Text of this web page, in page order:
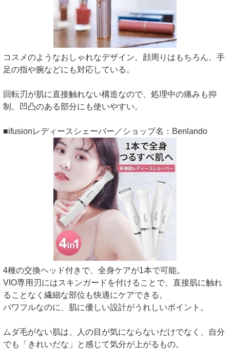
コスメのようなおしゃれなデザイン。顔周りはもちろん、手
足の指や腕などにも対応している。
回転刃が肌に直接触れない構造なので、処理中の痛みも抑
制。凹凸のある部分にも使いやすい。
■ifusionレディースシェーバー／ショップ名：Benlando
4種の交換ヘッド付きで、全身ケアが1本で可能。
VIO専用刃にはスキンガードを付けることで、直接肌に触れ
ることなく繊細な部位も快適にケアできる。
パワフルなのに、肌に優しい設計がうれしいポイント。
ムダ毛がない肌は、人の目が気にならないだけでなく、自分
でも「きれいだな」と感じて気分が上がるもの。